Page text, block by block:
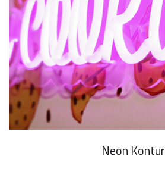
Neon Kontur